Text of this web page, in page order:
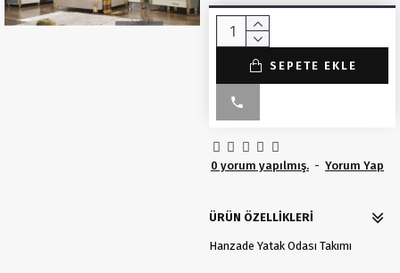
0 yorum yapılmış. - Yorum Yap
SEPETE EKLE
ÜRÜN ÖZELLIKLERI
Hanzade Yatak Odası Takımı